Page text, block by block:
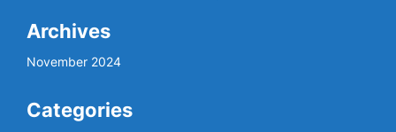
Archives
November 2024
Categories